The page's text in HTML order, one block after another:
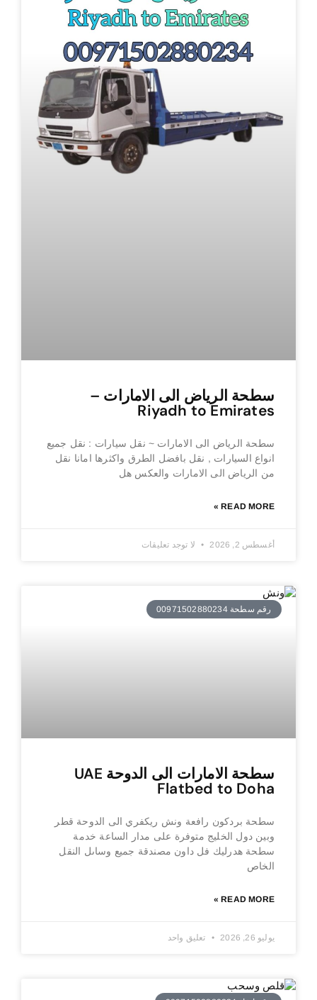
سطحة الرياض الى الامارات –
Riyadh to Emirates
سطحة الرياض الى الامارات ~ نقل سيارات : نقل جميع
انواع السيارات , نقل بافضل الطرق واكثرها امانا نقل
من الرياض الى الامارات والعكس هل
READ MORE »
أغسطس 2, 2026 لا توجد تعليقات
رقم سطحة 00971502880234
سطحة الامارات الى الدوحة UAE
Flatbed to Doha
سطحة بردكون رافعة ونش ريكفري الى الدوحة قطر
وبين دول الخليج متوفرة على مدار الساعة خدمة
سطحة هدرليك فل داون مصندقة جميع وساىل النقل
الخاص
READ MORE »
يوليو 26, 2026 تعليق واحد